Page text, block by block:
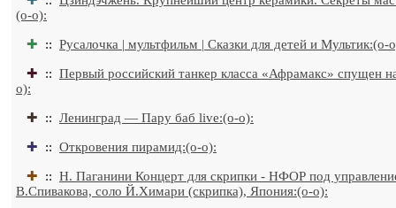
(o-o):
✚ :: Русалочка | мультфильм | Сказки для детей и Мультик:(o-
✚ :: Первый российский танкер класса «Афрамакс» спущен
o):
✚ :: Ленинград — Пару баб live:(o-o):
✚ :: Откровения пирамид:(o-o):
✚ :: Н. Паганини Концерт для скрипки - НФОР под
В.Спивакова, соло Й.Химари (скрипка), Япония:(o-o):